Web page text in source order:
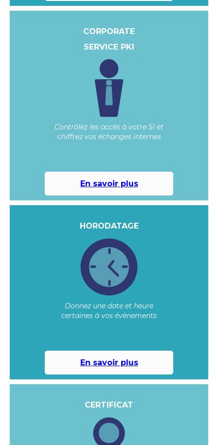
CORPORATE
SERVICE PKI
Contrôlez les accès à votre SI et
chiffrez vos échanges internes
En savoir plus
HORODATAGE
Donnez une date et heure
certaines à vos évènements
En savoir plus
CERTIFICAT